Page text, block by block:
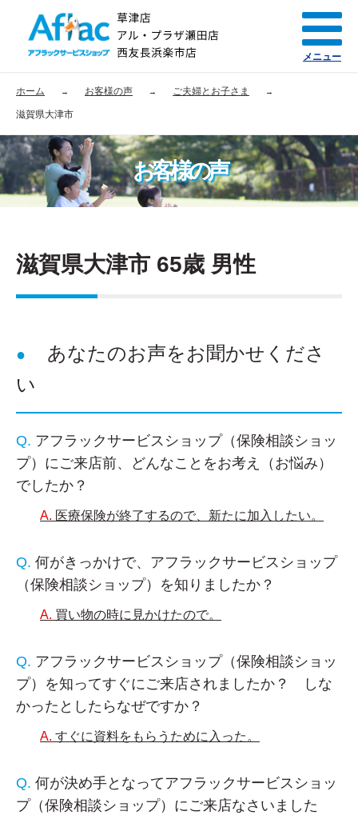
ホーム お客様の声 ご夫婦とお子さま
滋賀県大津市
お客様の声
滋賀県大津市 65歳 男性
あなたのお声をお聞かせくださ
い
アフラックサービスショップ（保険相談ショッ
プ）にご来店前、どんなことをお考え（お悩み）
でしたか？
医療保険が終了するので、新たに加入したい。
何がきっかけで、アフラックサービスショップ
（保険相談ショップ）を知りましたか？
買い物の時に見かけたので。
アフラックサービスショップ（保険相談ショッ
プ）を知ってすぐにご来店されましたか？ しな
かったとしたらなぜですか？
すぐに資料をもらうために入った。
何が決め手となってアフラックサービスショッ
プ（保険相談ショップ）にご来店なさいました
メニュー